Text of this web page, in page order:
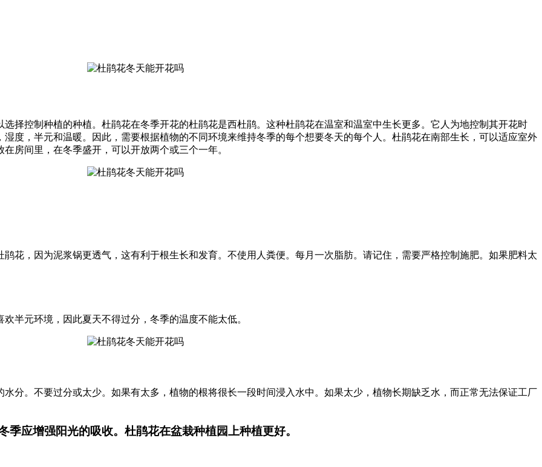
择控制种植的种植。杜鹃花在冬季开花的杜鹃花是西杜鹃。这种杜鹃花在温室和温室中生长更多。它人为地控制其开花时
度，半元和温暖。因此，需要根据植物的不同环境来维持冬季的每个想要冬天的每个人。杜鹃花在南部生长，可以适应室外
房间里，在冬季盛开，可以开放两个或三个一年。
花，因为泥浆锅更透气，这有利于根生长和发育。不使用人粪便。每月一次脂肪。请记住，需要严格控制施肥。如果肥料太
半元环境，因此夏天不得过分，冬季的温度不能太低。
分。不要过分或太少。如果有太多，植物的根将很长一段时间浸入水中。如果太少，植物长期缺乏水，而正常无法保证工厂
应增强阳光的吸收。杜鹃花在盆栽种植园上种植更好。